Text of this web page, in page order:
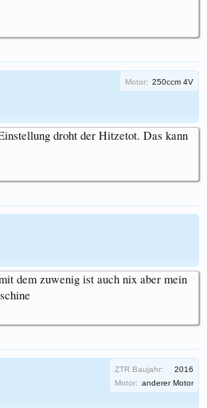
Motor: 250ccm 4V
droht der Hitzetot. Das kann
dem zuwenig ist auch nix aber mein
ZTR Baujahr:
2016
Motor: anderer Motor